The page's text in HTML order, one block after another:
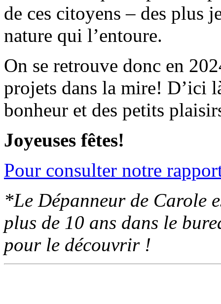
de ces citoyens – des plus
nature qui l’entoure.
On se retrouve donc en
projets dans la mire! D’ici
bonheur et des petits
Joyeuses fêtes!
Pour consulter notre
*Le Dépanneur de Carole
plus de 10 ans dans le
pour le découvrir !